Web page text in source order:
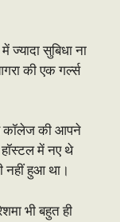
ज्यादा सुबिधा ना
की एक गर्ल्स
कॉलेज की आपने
में नए थे
नहीं हुआ था।
भी बहुत ही